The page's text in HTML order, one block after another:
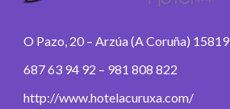
O Pazo, 20 – Arzúa (A Coruña) 15819
687 63 94 92 – 981 808 822
http://www.hotelacuruxa.com/